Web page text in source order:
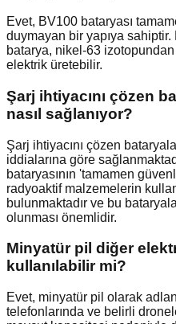
Evet, BV100 bataryası
duymayan bir yapıya
batarya, nikel-63
elektrik üretebilir.
Şarj ihtiyacını çözen
nasıl sağlanıyor?
Şarj ihtiyacını çözen
iddialarına göre
bataryasının 'tamamen
radyoaktif malzemelerin
bulunmaktadır ve bu
olunması önemlidir.
Minyatür pil diğer
kullanılabilir mi?
Evet, minyatür pil olarak
telefonlarında ve belirli